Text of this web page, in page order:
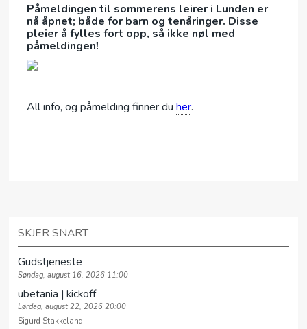
Påmeldingen til sommerens leirer i Lunden er
nå åpnet; både for barn og tenåringer. Disse
pleier å fylles fort opp, så ikke nøl med
påmeldingen!
All info, og påmelding finner du her.
SKJER SNART
Gudstjeneste
Søndag, august 16, 2026 11:00
ubetania | kickoff
Lørdag, august 22, 2026 20:00
Sigurd Stakkeland